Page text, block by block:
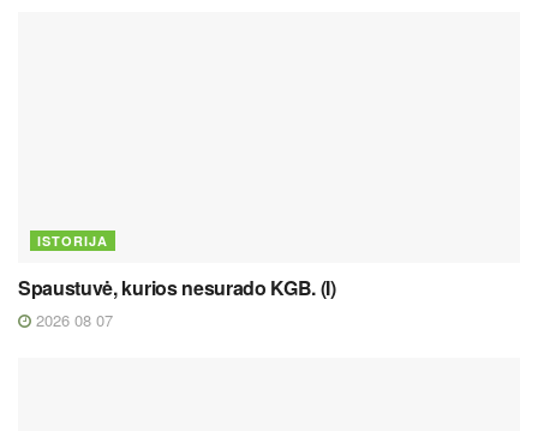
ISTORIJA
Spaustuvė, kurios nesurado KGB. (I)
2026 08 07